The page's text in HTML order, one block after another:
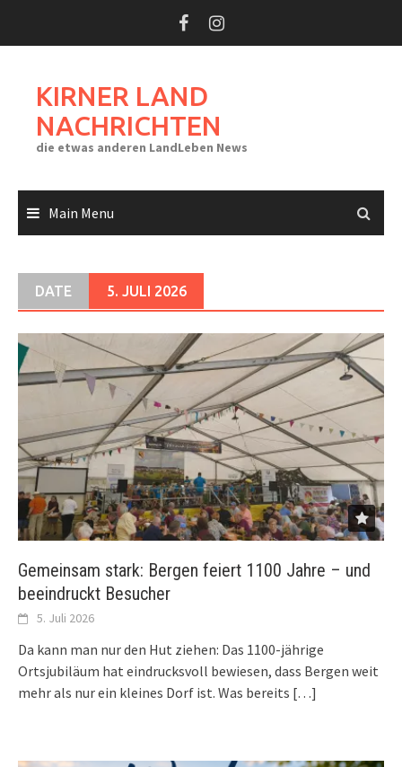
KIRNER LAND
NACHRICHTEN
die etwas anderen LandLeben News
Main Menu
DATE 5. JULI 2026
Gemeinsam stark: Bergen feiert 1100 Jahre – und
beeindruckt Besucher
5. Juli 2026
Da kann man nur den Hut ziehen: Das 1100-jährige
Ortsjubiläum hat eindrucksvoll bewiesen, dass Bergen weit
mehr als nur ein kleines Dorf ist. Was bereits […]